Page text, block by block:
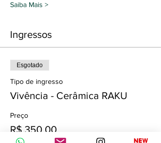
Saiba Mais >
Ingressos
Esgotado
Tipo de ingresso
Vivência - Cerâmica RAKU
Preço
R$ 350,00